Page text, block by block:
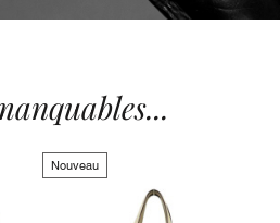
Nouveau